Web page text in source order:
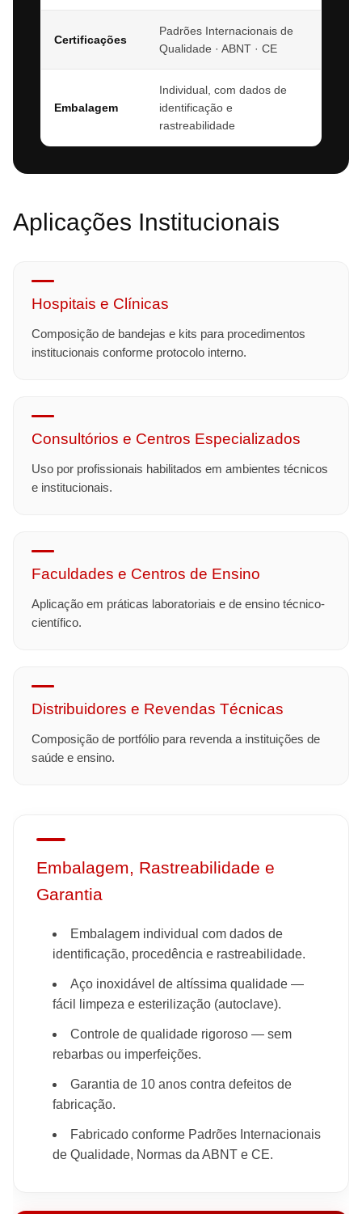
Certificações
Padrões Internacionais de
Qualidade · ABNT · CE
Embalagem
Individual, com dados de
identificação e
rastreabilidade
Aplicações Institucionais
Hospitais e Clínicas
Composição de bandejas e kits para procedimentos
institucionais conforme protocolo interno.
Consultórios e Centros Especializados
Uso por profissionais habilitados em ambientes técnicos
e institucionais.
Faculdades e Centros de Ensino
Aplicação em práticas laboratoriais e de ensino técnico-
científico.
Distribuidores e Revendas Técnicas
Composição de portfólio para revenda a instituições de
saúde e ensino.
Embalagem, Rastreabilidade e
Garantia
Embalagem individual com dados de
identificação, procedência e rastreabilidade.
Aço inoxidável de altíssima qualidade —
fácil limpeza e esterilização (autoclave).
Controle de qualidade rigoroso — sem
rebarbas ou imperfeições.
Garantia de 10 anos contra defeitos de
fabricação.
Fabricado conforme Padrões Internacionais
de Qualidade, Normas da ABNT e CE.